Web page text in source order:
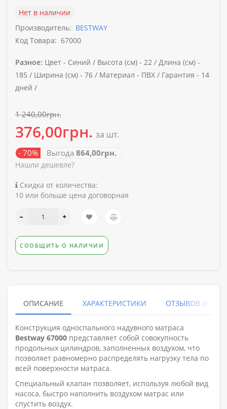
Нет в наличии
Производитель: BESTWAY
Код Товара: 67000
Разное: Цвет - Синий / Высота (см) - 22 / Длина (см) -
185 / Ширина (см) - 76 / Материал - ПВХ / Гарантия - 14
дней /
1 240,00грн.
376,00грн. за шт.
- 70% Выгода 864,00грн.
Нашли дешевле?
Скидка от количества:
10 или больше цена договорная
СООБЩИТЬ О НАЛИЧИИ
ОПИСАНИЕ ХАРАКТЕРИСТИКИ ОТЗЫВОВ (0)
Конструкция односпального надувного матраса
Bestway 67000 представляет собой совокупность
продольных цилиндров, заполненных воздухом, что
позволяет равномерно распределять нагрузку тела по
всей поверхности матраса.
Специальный клапан позволяет, используя любой вид
насоса, быстро наполнить воздухом матрас или
спустить воздух.